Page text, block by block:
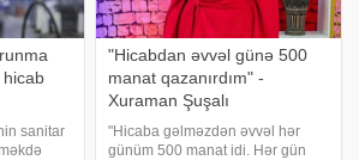
hicab
sanitar
"Hicabdan əvvəl günə 500
manat qazanırdım" -
Xuraman Şuşalı
"Hicaba gəlməzdən əvvəl hər
günüm 500 manat idi. Hər gün